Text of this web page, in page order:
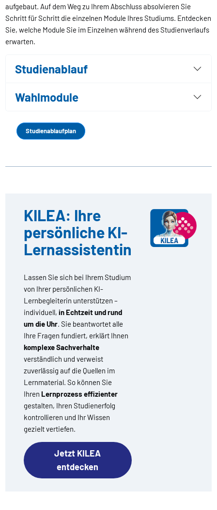
aufgebaut. Auf dem Weg zu Ihrem Abschluss absolvieren Sie
Schritt für Schritt die einzelnen Module Ihres Studiums. Entdecken
Sie, welche Module Sie im Einzelnen während des Studienverlaufs
erwarten.
Studienablauf
Wahlmodule
Studienablaufplan
KILEA: Ihre
persönliche KI-
Lernassistentin
Lassen Sie sich bei Ihrem Studium
von Ihrer persönlichen KI-
Lernbegleiterin unterstützen –
individuell, in Echtzeit und rund
um die Uhr. Sie beantwortet alle
Ihre Fragen fundiert, erklärt Ihnen
komplexe Sachverhalte
verständlich und verweist
zuverlässig auf die Quellen im
Lernmaterial. So können Sie
Ihren Lernprozess effizienter
gestalten, Ihren Studienerfolg
kontrollieren und Ihr Wissen
gezielt vertiefen.
Jetzt KILEA
entdecken